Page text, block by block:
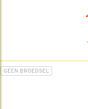
GEEN BROEDSEL